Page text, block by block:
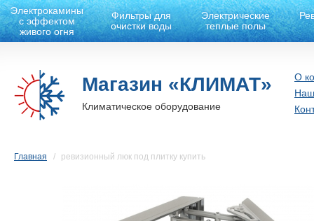
Электрокамины
с эффектом
живого огня
Фильтры для
очистки воды
Электрические
теплые полы
Магазин «КЛИМАТ»
Климатическое оборудование
О
Главная ревизионный люк под плитку купить